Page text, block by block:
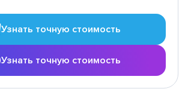
Узнать точную стоимость
Узнать точную стоимость